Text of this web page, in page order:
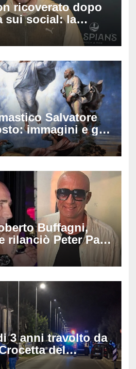
ricoverato dopo
sui social: la
il silenzio
Salvatore
immagini e gif
condividere
Buffagni,
rilanciò Peter Pan
Rose: aveva 59
3 anni travolto da
del
gravissimo,